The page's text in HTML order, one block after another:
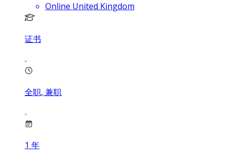
Online United Kingdom
证书
全职, 兼职
1 年